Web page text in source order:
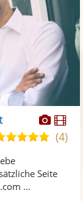
5,0(4)
Seite
...